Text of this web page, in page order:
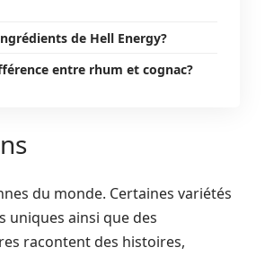
de Hell Energy?
entre rhum et cognac?
du monde. Certaines variétés
uniques ainsi que des
racontent des histoires,